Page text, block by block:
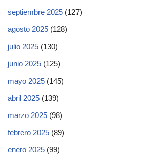
septiembre 2025 (127)
agosto 2025 (128)
julio 2025 (130)
junio 2025 (125)
mayo 2025 (145)
abril 2025 (139)
marzo 2025 (98)
febrero 2025 (89)
enero 2025 (99)